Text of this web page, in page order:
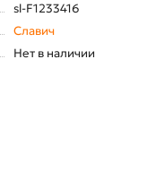
sl-F1233416
Славич
Нет в наличии